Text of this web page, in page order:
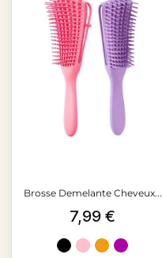
Brosse Demelante Cheveux...
Prix
7,99 €
NoirRoseOrangeViolet